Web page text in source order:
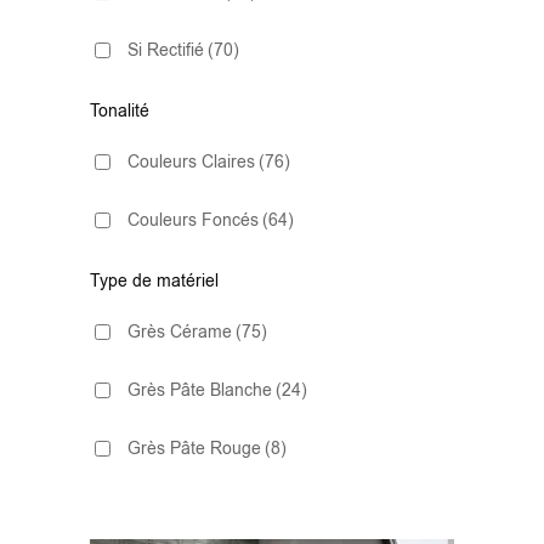
32x90(2)
33.3x90
33.3x100 (2)
33.3x100 Decor (1)
37.5x75(4)
Métro(1)
Si Rectifié (70)
Tonalité
Couleurs Claires (76)
Couleurs Foncés (64)
Type de matériel
Grès Cérame (75)
Grès Pâte Blanche (24)
Grès Pâte Rouge (8)